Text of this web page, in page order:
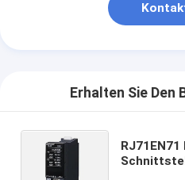
Erhalten Sie Den